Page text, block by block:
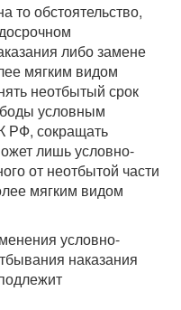
то обстоятельство,
либо замене
мягким видом
неотбытый срок
условным
РФ, сокращать
лишь условно-
от неотбытой части
мягким видом
условно-
наказания